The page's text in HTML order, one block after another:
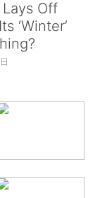
Off
‘Winter’